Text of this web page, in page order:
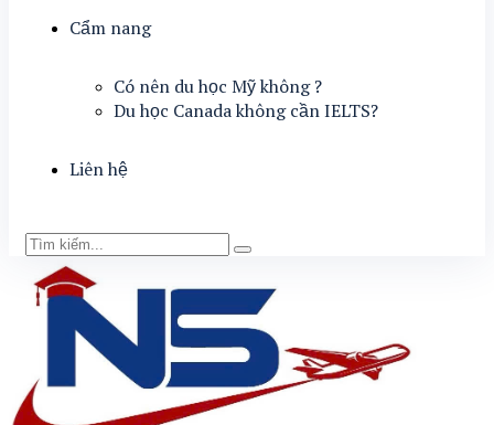
Cẩm nang
Có nên du học Mỹ không ?
Du học Canada không cần IELTS?
Liên hệ